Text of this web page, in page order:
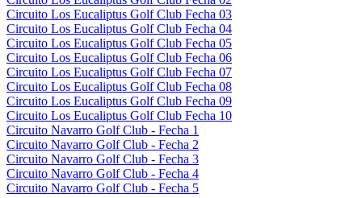
Circuito Los Eucaliptus Golf Club Fecha 03
Circuito Los Eucaliptus Golf Club Fecha 04
Circuito Los Eucaliptus Golf Club Fecha 05
Circuito Los Eucaliptus Golf Club Fecha 06
Circuito Los Eucaliptus Golf Club Fecha 07
Circuito Los Eucaliptus Golf Club Fecha 08
Circuito Los Eucaliptus Golf Club Fecha 09
Circuito Los Eucaliptus Golf Club Fecha 10
Circuito Navarro Golf Club - Fecha 1
Circuito Navarro Golf Club - Fecha 2
Circuito Navarro Golf Club - Fecha 3
Circuito Navarro Golf Club - Fecha 4
Circuito Navarro Golf Club - Fecha 5